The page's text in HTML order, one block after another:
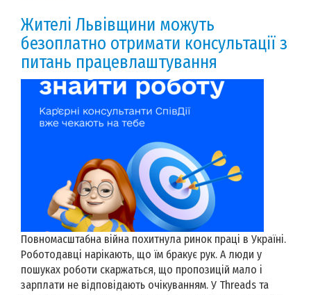
Жителі Львівщини можуть
безоплатно отримати консультації з
питань працевлаштування
Повномасштабна війна похитнула ринок праці в Україні.
Роботодавці нарікають, що їм бракує рук. А люди у
пошуках роботи скаржаться, що пропозицій мало і
зарплати не відповідають очікуванням. У Threads та